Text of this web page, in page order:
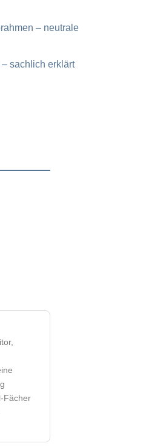
– neutrale
sachlich erklärt
Fächer